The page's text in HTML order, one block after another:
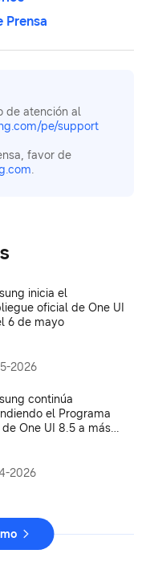
Prensa
de atención al
pe/support
favor de
.
inicia el
oficial de One UI
6 de mayo
2026
continúa
el Programa
de One UI 8.5 a más
2026